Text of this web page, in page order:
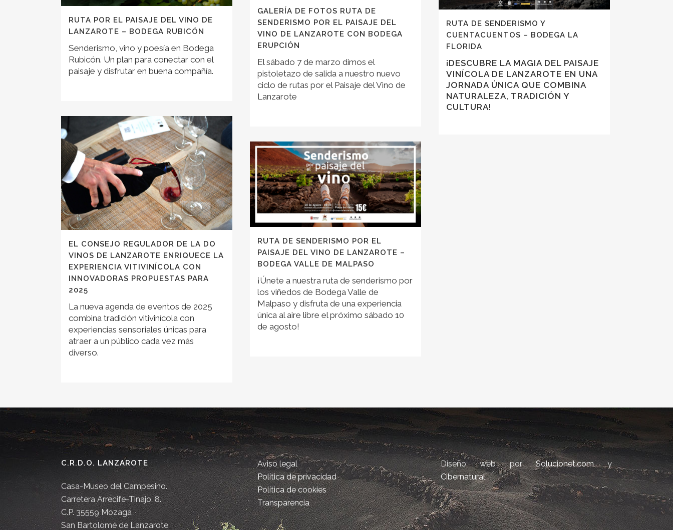
GALERÍA DE FOTOS RUTA DE
SENDERISMO POR EL PAISAJE DEL
VINO DE LANZAROTE CON BODEGA
ERUPCIÓN
El sábado 7 de marzo dimos el
pistoletazo de salida a nuestro nuevo
ciclo de rutas por el Paisaje del Vino de
Lanzarote
RUTA POR EL PAISAJE DEL VINO DE
LANZAROTE – BODEGA RUBICÓN
Senderismo, vino y poesía en Bodega
Rubicón. Un plan para conectar con el
paisaje y disfrutar en buena compañía.
RUTA DE SENDERISMO Y
CUENTACUENTOS – BODEGA LA
FLORIDA
¡DESCUBRE LA MAGIA DEL PAISAJE
VINÍCOLA DE LANZAROTE EN UNA
JORNADA ÚNICA QUE COMBINA
NATURALEZA, TRADICIÓN Y
CULTURA!
EL CONSEJO REGULADOR DE LA DO
VINOS DE LANZAROTE ENRIQUECE LA
EXPERIENCIA VITIVINÍCOLA CON
INNOVADORAS PROPUESTAS PARA
2025
La nueva agenda de eventos de 2025
combina tradición vitivinícola con
experiencias sensoriales únicas para
atraer a un público cada vez más
diverso.
RUTA DE SENDERISMO POR EL
PAISAJE DEL VINO DE LANZAROTE –
BODEGA VALLE DE MALPASO
¡Únete a nuestra ruta de senderismo por
los viñedos de Bodega Valle de
Malpaso y disfruta de una experiencia
única al aire libre el próximo sábado 10
de agosto!
C.R.D.O. LANZAROTE
Casa-Museo del Campesino.
Carretera Arrecife-Tinajo, 8.
C.P. 35559 Mozaga
San Bartolomé de Lanzarote
Aviso legal
Política de privacidad
Política de cookies
Transparencia
Diseño web porSolucionet.comy
Cibernatural